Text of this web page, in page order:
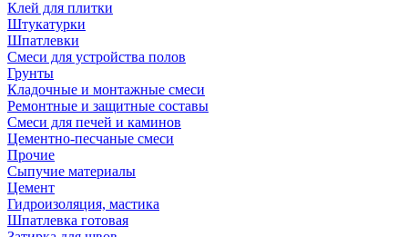
Клей для плитки
Штукатурки
Шпатлевки
Смеси для устройства полов
Грунты
Кладочные и монтажные смеси
Ремонтные и защитные составы
Смеси для печей и каминов
Цементно-песчаные смеси
Прочие
Сыпучие материалы
Цемент
Гидроизоляция, мастика
Шпатлевка готовая